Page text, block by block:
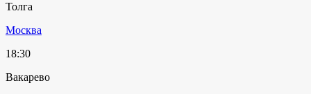
Толга
Москва
18:30
Вакарево